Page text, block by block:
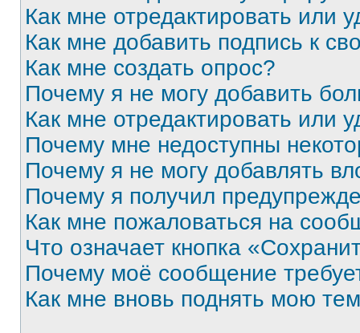
Как мне отредактировать или
Как мне добавить подпись к
Как мне создать опрос?
Почему я не могу добавить
Как мне отредактировать или
Почему мне недоступны
Почему я не могу добавлять
Почему я получил
Как мне пожаловаться на
Что означает кнопка
Почему моё сообщение
Как мне вновь поднять мою